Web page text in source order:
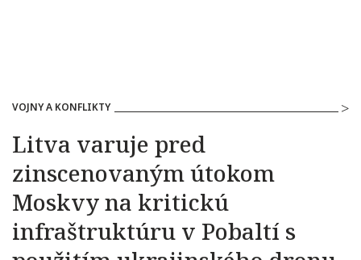
VOJNY A KONFLIKTY
Litva varuje pred
zinscenovaným útokom
Moskvy na kritickú
infraštruktúru v Pobaltí s